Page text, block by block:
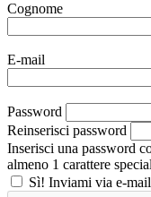
Cognome
E-mail
Password
Reinserisci password
Inserisci una password
almeno 1 carattere
Sì! Inviami via e-